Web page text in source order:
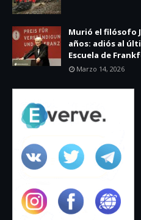
Murió el filósofo
años: adiós al
Escuela de
Marzo 14, 2026